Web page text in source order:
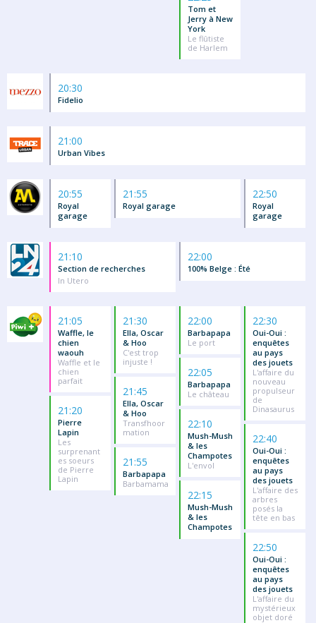
Tom et
Jerry à New
York
Le flûtiste
de Harlem
20:30
Fidelio
21:00
Urban Vibes
20:55
Royal
garage
21:55
Royal garage
22:50
Royal
garage
21:10
Section de recherches
In Utero
22:00
100% Belge : Été
21:05
Waffle, le
chien
waouh
Waffle et le
chien
parfait
21:20
Pierre
Lapin
Les
surprenant
es soeurs
de Pierre
Lapin
21:30
Ella, Oscar
& Hoo
C'est trop
injuste !
21:45
Ella, Oscar
& Hoo
Transfhoor
mation
21:55
Barbapapa
Barbamama
22:00
Barbapapa
Le port
22:05
Barbapapa
Le château
22:10
Mush-Mush
& les
Champotes
L'envol
22:15
Mush-Mush
& les
Champotes
22:30
Oui-Oui :
enquêtes
au pays
des jouets
L'affaire du
nouveau
propulseur
de
Dinasaurus
22:40
Oui-Oui :
enquêtes
au pays
des jouets
L'affaire des
arbres
posés la
tête en bas
22:50
Oui-Oui :
enquêtes
au pays
des jouets
L'affaire du
mystérieux
objet doré